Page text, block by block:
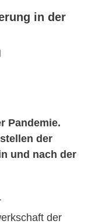
in der
Pandemie.
der
und nach der
der